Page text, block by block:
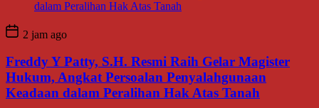
2 jam ago
Freddy Y Patty, S.H. Resmi Raih Gelar Magister
Hukum, Angkat Persoalan Penyalahgunaan
Keadaan dalam Peralihan Hak Atas Tanah